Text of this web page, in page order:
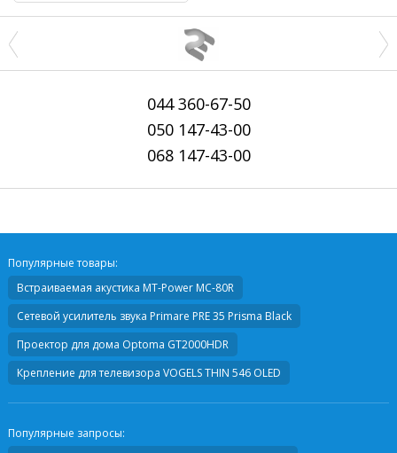
044360-67-50
050147-43-00
068147-43-00
Популярные товары:
Встраиваемая акустика MT-Power MC-80R
Сетевой усилитель звука Primare PRE 35 Prisma Black
Проектор для дома Optoma GT2000HDR
Крепление для телевизора VOGELS THIN 546 OLED
Популярные запросы: